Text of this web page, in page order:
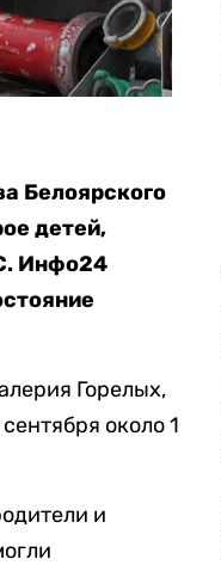
Белоярского
детей,
Инфо24
Горелых,
около 1
и